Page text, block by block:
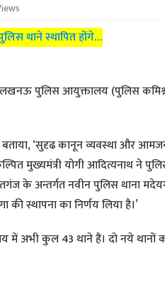
थाने स्थापित होंगे…
लखनऊ पुलिस आयुक्तालय (पुलिस
बताया, ‘सुदृढ कानून व्यवस्था और
मुख्यमंत्री योगी आदित्यनाथ ने
के अन्तर्गत नवीन पुलिस थाना
की स्थापना का निर्णय लिया है।’
अभी कुल 43 थाने हैं। दो नये थानों